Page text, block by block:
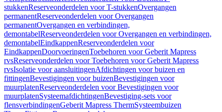
stukkenReserveonderdelen voor T-stukkenOvergangen
permanentReserveonderdelen voor Overgangen
permanentOvergangen en verbindingen,
demontabelReserveonderdelen voor Overgangen en verbindingen,
demontabelEindkappenReserveonderdelen voor
EindkappenDoorvoeringenToebehoren voor Geberit Mapress
rvsReserveonderdelen voor Toebehoren voor Geberit Mapress
rvsIsolatie voor aansluitingenAfdichtingen voor buizen en
fittingenBevestigingen voor buizenBevestigingen voor
muurplatenReserveonderdelen voor Bevestigingen voor
muurplatenSysteemafdichtingenBevestiging-sets voor
flensverbindingenGeberit Mapress ThermSysteembuizen